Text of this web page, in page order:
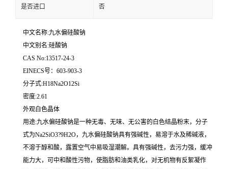
是否进口 否
中文名称:九水偏硅酸钠
中文别名:硅酸钠
CAS No:13517-24-3
EINECS号：603-903-3
分子式:H18Na2O12Si
密度:2.61
外观白色晶体
用途:九水偏硅酸钠是一种无毒、无味、无公害的白色结晶粉末，分子
式为Na2SiO3?9H2O，九水偏硅酸钠具有强碱性，易溶于水及稀碱液，
不溶于醇和酸，露置空气中易吸湿潮解。具有强碱性，去污力强，缓冲
能力大，可中和酸性污物，使脂肪和油类乳化，对无机物有反絮凝作